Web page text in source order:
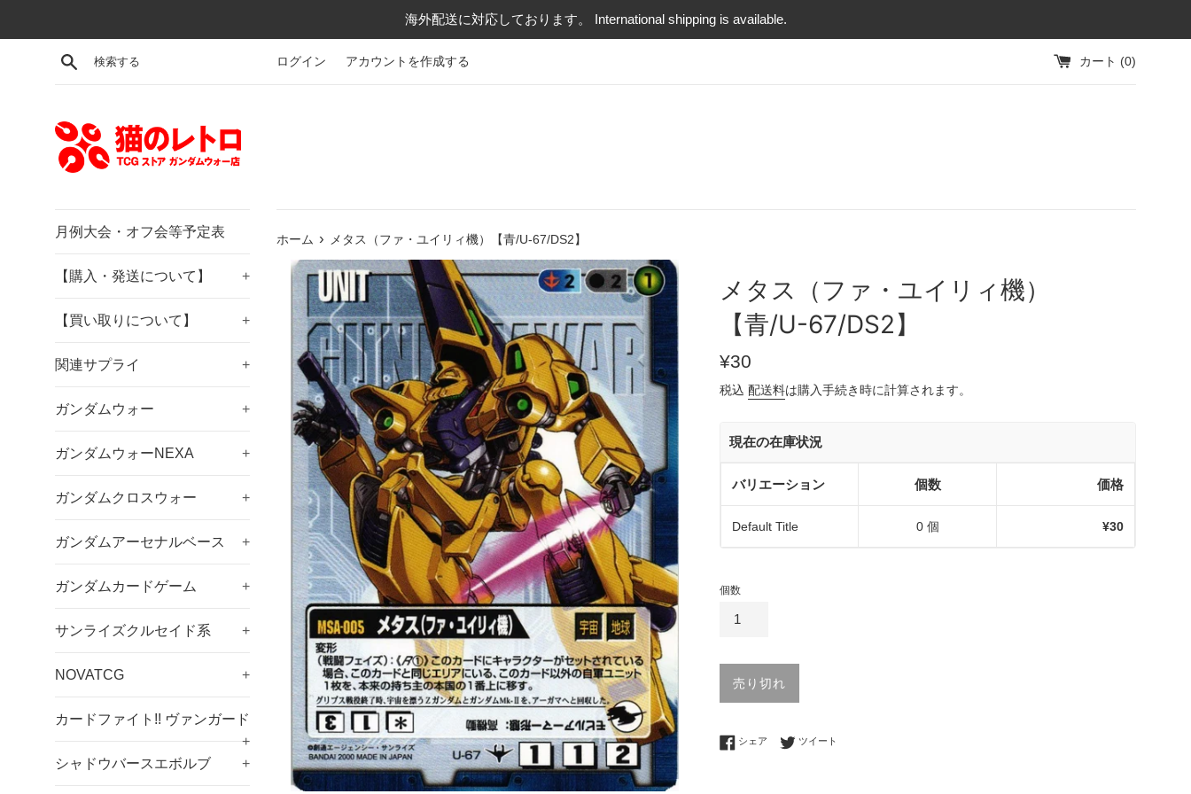
海外配送に対応しております。 International shipping is available.
検索する ログイン アカウントを作成する カート (0)
月例大会・オフ会等予定表
【購入・発送について】 +
【買い取りについて】 +
関連サプライ +
ガンダムウォー +
ガンダムウォーNEXA +
ガンダムクロスウォー +
ガンダムアーセナルベース +
ガンダムカードゲーム +
サンライズクルセイド系 +
NOVATCG +
カードファイト!! ヴァンガード
+
シャドウバースエボルブ
+
ホーム › メタス（ファ・ユイリィ機）【青/U-67/DS2】
メタス（ファ・ユイリィ機）
【青/U-67/DS2】
通
価
¥30
税込 配送料は購入手続き時に計算されます。
現在の在庫状況
バリエーション 個数 価格
Default Title 0 個 ¥30
個数
売り切れ
シェア Facebookでシェアする
ツイート